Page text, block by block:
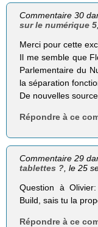
Commentaire 30
sur le numérique 5
Merci pour cette
Il me semble que
Parlementaire du
la séparation
De nouvelles
Répondre à ce
Commentaire 29
tablettes ? , le 25
Question à
Build, sais tu la
Répondre à ce